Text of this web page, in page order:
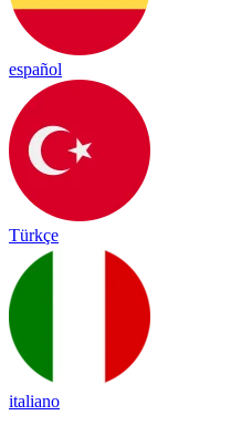
español
Türkçe
italiano